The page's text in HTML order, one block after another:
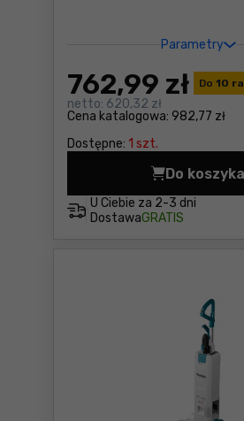
Parametry
Do 10
Cena katalogowa: 982,77 zł
762,99 zł
netto: 620,32 zł
Dostępne: 1 szt.
U Ciebie za 2-3 dni
DostawaGRATIS
Do koszyka